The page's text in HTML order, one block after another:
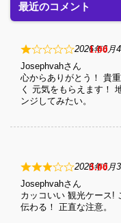
最近のコメント
1
2026年6月
心からありがとう！ 貴
く 元気をもらえます！
ンジしてみたい。
Josephvah
3
2026年6月
カッコいい 観光ケース!
伝わる！ 正直な注意。
Josephvah